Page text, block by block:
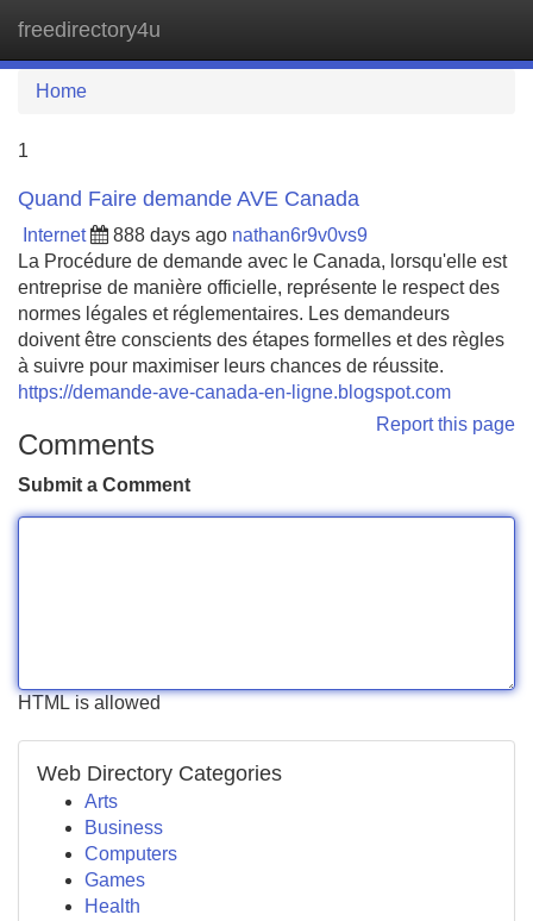
freedirectory4u
Home
1
Quand Faire demande AVE Canada
Internet 888 days ago nathan6r9v0vs9
La Procédure de demande avec le Canada, lorsqu'elle est
entreprise de manière officielle, représente le respect des
normes légales et réglementaires. Les demandeurs
doivent être conscients des étapes formelles et des règles
à suivre pour maximiser leurs chances de réussite.
https://demande-ave-canada-en-ligne.blogspot.com
Report this page
Comments
Submit a Comment
HTML is allowed
Web Directory Categories
Arts
Business
Computers
Games
Health